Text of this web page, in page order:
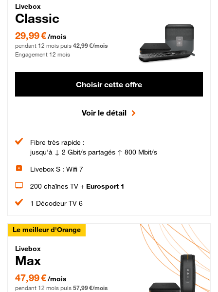
Livebox Classic Fibre
Livebox
Classic
29,99 € par mois pendant 12 mois puis 42,99 € par mois, Engagement 12 mois
29,99 €/mois
pendant 12 mois puis 42,99 €/mois
Engagement 12 mois
Choisir cette offre
Voir le détail
Fibre très rapide :
jusqu'à ↓ 2 Gbit/s partagés ↑ 800 Mbit/s
Livebox S : Wifi 7
200 chaînes TV + Eurosport 1
1 Décodeur TV 6
Le meilleur d'Orange
Livebox Max Fibre
Livebox
Max
47,99 € par mois pendant 12 mois puis 57,99 € par mois, Engagement 12 mois
47,99 €/mois
pendant 12 mois puis 57,99 €/mois